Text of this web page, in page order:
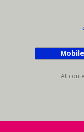
Mobile
All